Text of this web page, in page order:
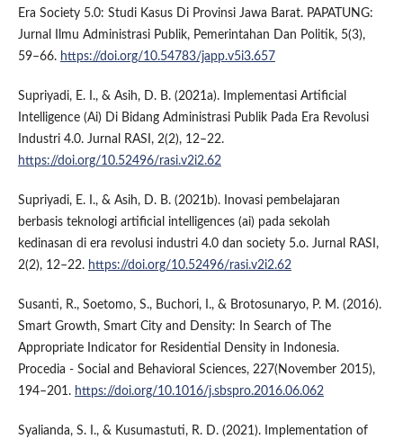
Era Society 5.0: Studi Kasus Di Provinsi Jawa Barat. PAPATUNG:
Jurnal Ilmu Administrasi Publik, Pemerintahan Dan Politik, 5(3),
59–66. https://doi.org/10.54783/japp.v5i3.657
Supriyadi, E. I., & Asih, D. B. (2021a). Implementasi Artificial
Intelligence (Ai) Di Bidang Administrasi Publik Pada Era Revolusi
Industri 4.0. Jurnal RASI, 2(2), 12–22.
https://doi.org/10.52496/rasi.v2i2.62
Supriyadi, E. I., & Asih, D. B. (2021b). Inovasi pembelajaran
berbasis teknologi artificial intelligences (ai) pada sekolah
kedinasan di era revolusi industri 4.0 dan society 5.o. Jurnal RASI,
2(2), 12–22. https://doi.org/10.52496/rasi.v2i2.62
Susanti, R., Soetomo, S., Buchori, I., & Brotosunaryo, P. M. (2016).
Smart Growth, Smart City and Density: In Search of The
Appropriate Indicator for Residential Density in Indonesia.
Procedia - Social and Behavioral Sciences, 227(November 2015),
194–201. https://doi.org/10.1016/j.sbspro.2016.06.062
Syalianda, S. I., & Kusumastuti, R. D. (2021). Implementation of